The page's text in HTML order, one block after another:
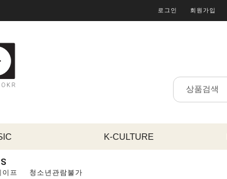
로그인 회원가입
K-CULTURE
이프 청소년관람불가